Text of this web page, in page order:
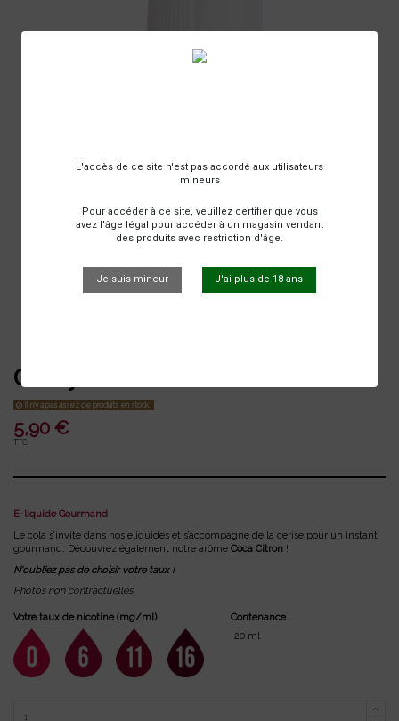
L'accès de ce site n'est pas accordé aux utilisateurs
mineurs
Pour accéder à ce site, veuillez certifier que vous
avez l'âge légal pour accéder à un magasin vendant
des produits avec restriction d'âge.
Je suis mineur J'ai plus de 18 ans
Cherry Coke
Il n'y a pas assez de produits en stock.
5,90 €
TTC
E-liquide Gourmand
Le cola s’invite dans nos eliquides et s’accompagne de la cerise pour un instant
gourmand. Découvrez également notre arôme Coca Citron !
N'oubliez pas de choisir votre taux !
Photos non contractuelles
Votre taux de nicotine (mg/ml)
0
6 11 16
Contenance
20 ml